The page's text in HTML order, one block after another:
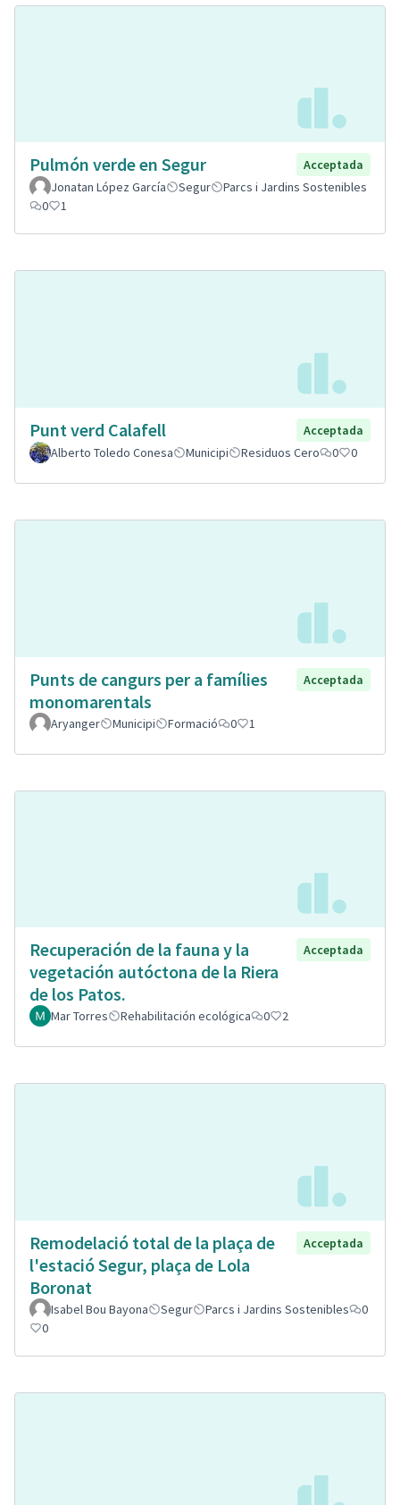
Pulmón verde en Segur
Acceptada
Jonatan López García
Segur
Parcs i Jardins Sostenibles
0
1
Punt verd Calafell
Acceptada
Alberto Toledo Conesa
Municipi Residuos Cero 0 0
Punts de cangurs per a famílies
monomarentals
Acceptada
Aryanger Municipi Formació 0 1
Recuperación de la fauna y la
vegetación autóctona de la Riera
de los Patos.
Acceptada
Mar Torres Rehabilitación ecológica 0 2
Remodelació total de la plaça de
l'estació Segur, plaça de Lola
Boronat
Acceptada
Isabel Bou Bayona Segur Parcs i Jardins Sostenibles
0
0